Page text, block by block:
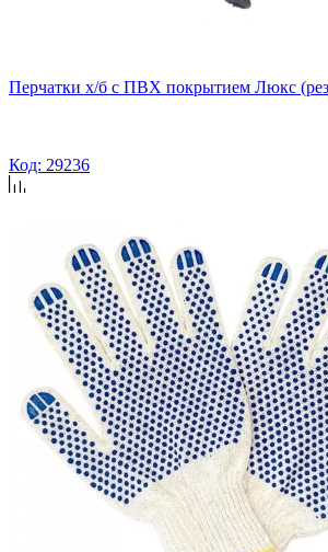
Перчатки х/б с ПВХ покрытием Люкс
Код: 29236